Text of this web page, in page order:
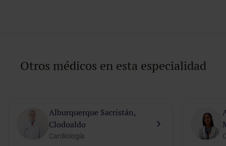
Otros médicos en esta especialidad
Alburquerque Sacristán,
Clodoaldo
Cardiología